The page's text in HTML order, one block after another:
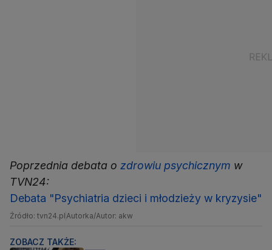
Poprzednia debata o zdrowiu psychicznym w
TVN24:
Debata "Psychiatria dzieci i młodzieży w kryzysie"
Źródło: tvn24.plAutorka/Autor: akw
ZOBACZ TAKŻE: